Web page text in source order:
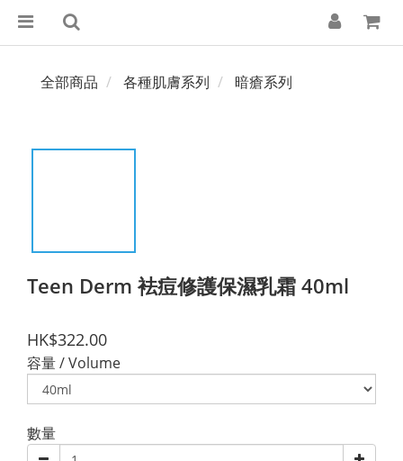
全部商品 各種肌膚系列 暗瘡系列
Teen Derm 袪痘修護保濕乳霜 40ml
HK$322.00
容量 / Volume
數量